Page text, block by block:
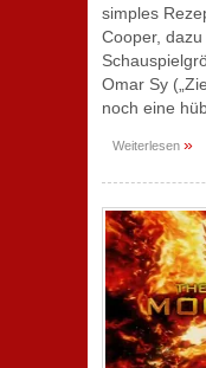
simples
Cooper,
Omar Sy
noch eine
Weiterlesen »